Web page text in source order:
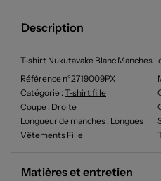
Description
T-shirt Nukutavake Blanc Manches
Référence n°2719009PX
Catégorie : T-shirt fille
Coupe : Droite
Longueur de manches : Longues
Vêtements Fille
Matières et entretien